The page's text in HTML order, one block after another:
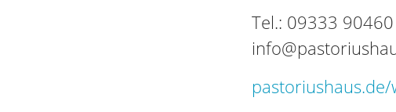
Tel.: 09333